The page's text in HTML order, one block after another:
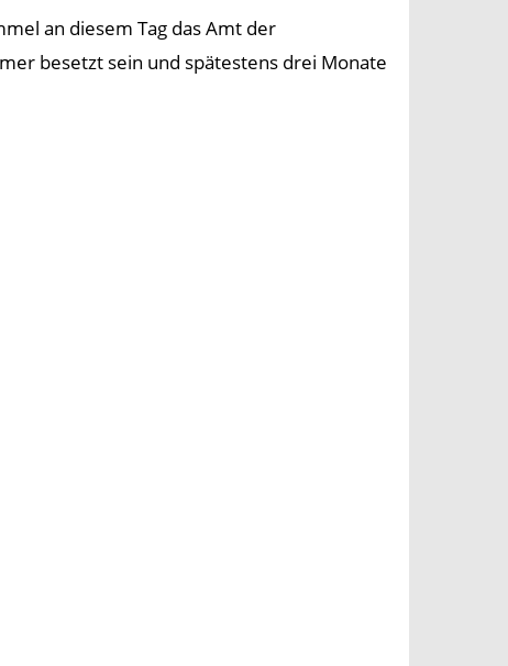
an diesem Tag das Amt der
besetzt sein und spätestens drei Monate